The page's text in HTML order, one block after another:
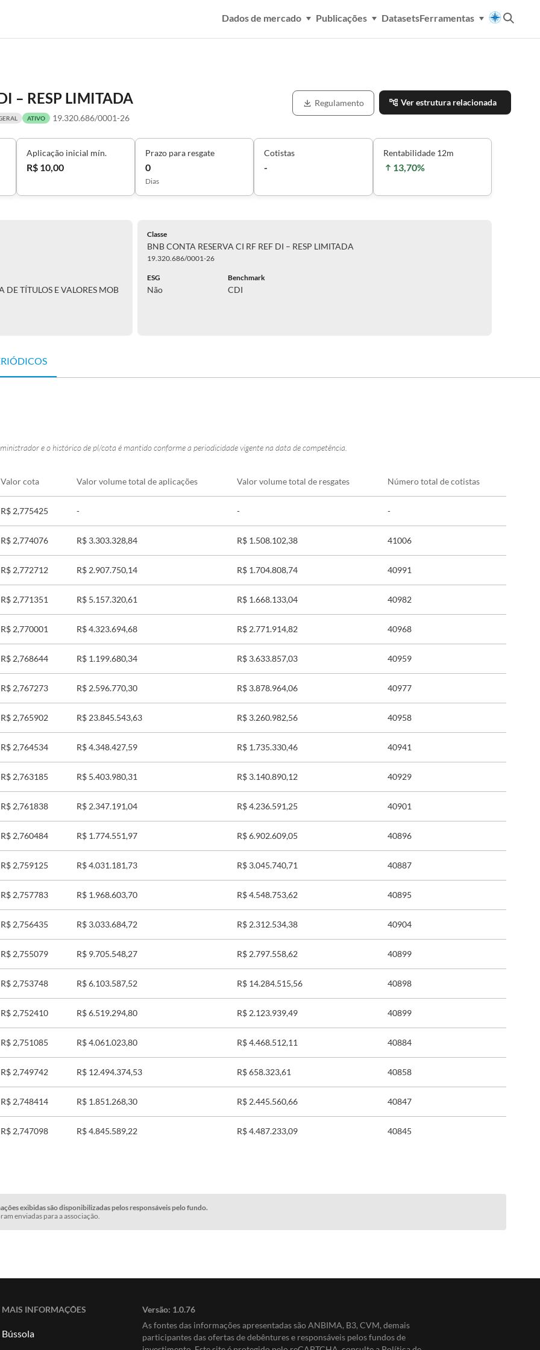
Dados de mercado Publicações DatasetsFerramentas
– RESP LIMITADA
ATIVO 19.320.686/0001-26
Regulamento Ver estrutura relacionada
Aplicação inicial mín.
R$ 10,00
Prazo para resgate
0
Dias
Cotistas
-
Rentabilidade 12m
13,70%
DE TÍTULOS E VALORES MOB
Classe
BNB CONTA RESERVA CI RF REF DI – RESP LIMITADA
19.320.686/0001-26
ESG
Não
Benchmark
CDI
e o histórico de pl/cota é mantido conforme a periodicidade vigente na data de competência.
Valor cota Valor volume total de aplicações Valor volume total de resgates Número total de cotistas
R$ 2,775425 - - -
R$ 2,774076 R$ 3.303.328,84 R$ 1.508.102,38 41006
R$ 2,772712 R$ 2.907.750,14 R$ 1.704.808,74 40991
R$ 2,771351 R$ 5.157.320,61 R$ 1.668.133,04 40982
R$ 2,770001 R$ 4.323.694,68 R$ 2.771.914,82 40968
R$ 2,768644 R$ 1.199.680,34 R$ 3.633.857,03 40959
R$ 2,767273 R$ 2.596.770,30 R$ 3.878.964,06 40977
R$ 2,765902 R$ 23.845.543,63 R$ 3.260.982,56 40958
R$ 2,764534 R$ 4.348.427,59 R$ 1.735.330,46 40941
R$ 2,763185 R$ 5.403.980,31 R$ 3.140.890,12 40929
R$ 2,761838 R$ 2.347.191,04 R$ 4.236.591,25 40901
R$ 2,760484 R$ 1.774.551,97 R$ 6.902.609,05 40896
R$ 2,759125 R$ 4.031.181,73 R$ 3.045.740,71 40887
R$ 2,757783 R$ 1.968.603,70 R$ 4.548.753,62 40895
R$ 2,756435 R$ 3.033.684,72 R$ 2.312.534,38 40904
R$ 2,755079 R$ 9.705.548,27 R$ 2.797.558,62 40899
R$ 2,753748 R$ 6.103.587,52 R$ 14.284.515,56 40898
R$ 2,752410 R$ 6.519.294,80 R$ 2.123.939,49 40899
R$ 2,751085 R$ 4.061.023,80 R$ 4.468.512,11 40884
R$ 2,749742 R$ 12.494.374,53 R$ 658.323,61 40858
R$ 2,748414 R$ 1.851.268,30 R$ 2.445.560,66 40847
R$ 2,747098 R$ 4.845.589,22 R$ 4.487.233,09 40845
exibidas são disponibilizadas pelos responsáveis pelo fundo.
enviadas para a associação.
MAIS INFORMAÇÕES
Bússola
Versão: 1.0.76
As fontes das informações apresentadas são ANBIMA, B3, CVM, demais
participantes das ofertas de debêntures e responsáveis pelos fundos de